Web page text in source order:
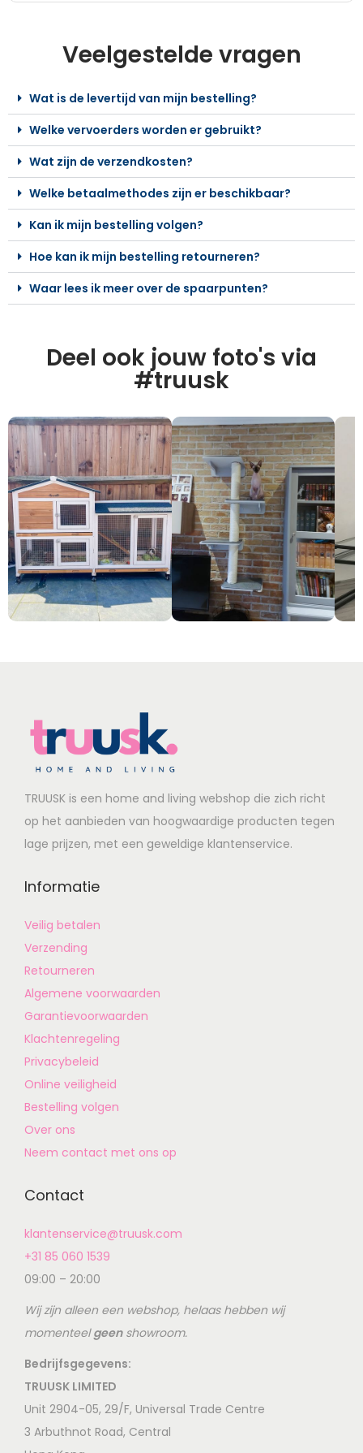
Veelgestelde vragen
Wat is de levertijd van mijn bestelling?
Welke vervoerders worden er gebruikt?
Wat zijn de verzendkosten?
Welke betaalmethodes zijn er beschikbaar?
Kan ik mijn bestelling volgen?
Hoe kan ik mijn bestelling retourneren?
Waar lees ik meer over de spaarpunten?
Deel ook jouw foto's via
#truusk
TRUUSK is een home and living webshop die zich richt
op het aanbieden van hoogwaardige producten tegen
lage prijzen, met een geweldige klantenservice.
Informatie
Veilig betalen
Verzending
Retourneren
Algemene voorwaarden
Garantievoorwaarden
Klachtenregeling
Privacybeleid
Online veiligheid
Bestelling volgen
Over ons
Neem contact met ons op
Contact
klantenservice@truusk.com
+31 85 060 1539
09:00 – 20:00
Wij zijn alleen een webshop, helaas hebben wij
momenteelgeenshowroom.
Bedrijfsgegevens:
TRUUSK LIMITED
Unit 2904-05, 29/F, Universal Trade Centre
3 Arbuthnot Road, Central